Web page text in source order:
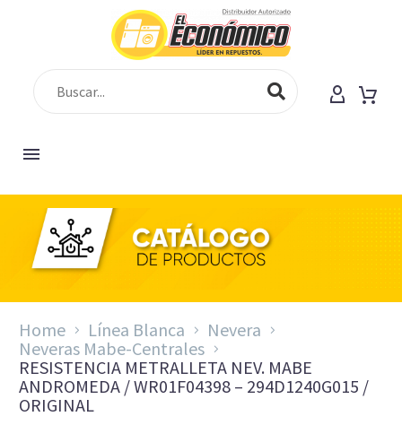
Home Línea Blanca
Nevera
Neveras Mabe-Centrales
RESISTENCIA METRALLETA NEV. MABE
ANDROMEDA / WR01F04398 – 294D1240G015 /
ORIGINAL